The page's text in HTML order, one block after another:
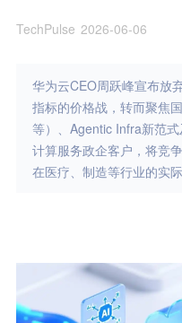
TechPulse 2026-06-06
华为云CEO周跃峰宣布放
指标的价格战，转而聚焦
等）、Agentic Infra新范
计算服务政企客户，将竞
在医疗、制造等行业的实际